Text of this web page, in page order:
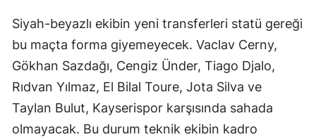
Ordu
Rize
Sakarya
Siyah-beyazlı ekibin yeni transferleri statü gereği
bu maçta forma giyemeyecek. Vaclav Cerny,
Gökhan Sazdağı, Cengiz Ünder, Tiago Djalo,
Rıdvan Yılmaz, El Bilal Toure, Jota Silva ve
Taylan Bulut, Kayserispor karşısında sahada
olmayacak. Bu durum teknik ekibin kadro